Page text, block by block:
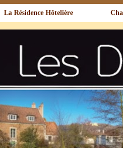
La Résidence Hôtelière